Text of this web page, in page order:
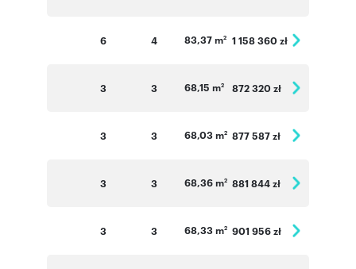
6 4 83,37 m2 1 158 360 zł
3 3 68,15 m2 872 320 zł
3 3 68,03 m2 877 587 zł
3 3 68,36 m2 881 844 zł
3 3 68,33 m2 901 956 zł